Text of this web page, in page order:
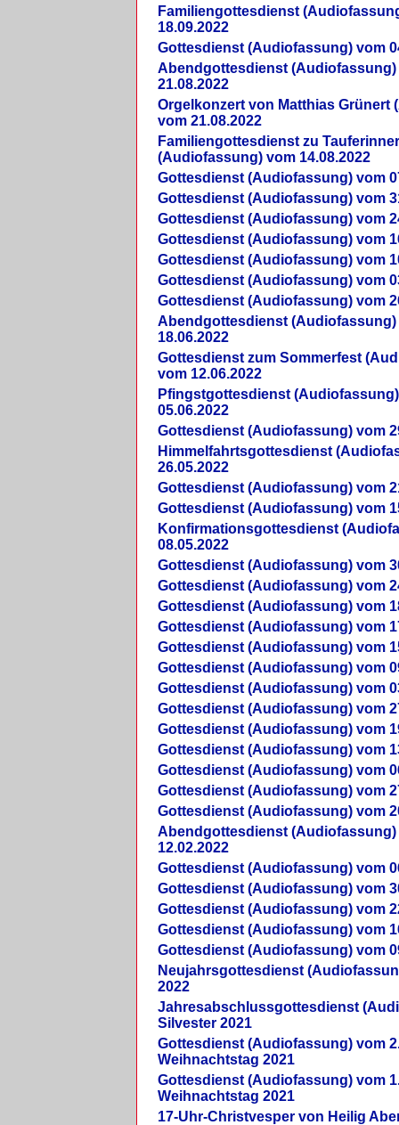
Familiengottesdienst
18.09.2022
Gottesdienst (Audiofassung) vom
Abendgottesdienst (Audiofassung)
21.08.2022
Orgelkonzert von Matthias Grünert
vom 21.08.2022
Familiengottesdienst zu
(Audiofassung) vom 14.08.2022
Gottesdienst (Audiofassung) vom
Gottesdienst (Audiofassung) vom
Gottesdienst (Audiofassung) vom
Gottesdienst (Audiofassung) vom
Gottesdienst (Audiofassung) vom
Gottesdienst (Audiofassung) vom
Gottesdienst (Audiofassung) vom
Abendgottesdienst (Audiofassung)
18.06.2022
Gottesdienst zum Sommerfest
vom 12.06.2022
Pfingstgottesdienst
05.06.2022
Gottesdienst (Audiofassung) vom
Himmelfahrtsgottesdienst
26.05.2022
Gottesdienst (Audiofassung) vom
Gottesdienst (Audiofassung) vom
Konfirmationsgottesdienst
08.05.2022
Gottesdienst (Audiofassung) vom
Gottesdienst (Audiofassung) vom
Gottesdienst (Audiofassung) vom
Gottesdienst (Audiofassung) vom
Gottesdienst (Audiofassung) vom
Gottesdienst (Audiofassung) vom
Gottesdienst (Audiofassung) vom
Gottesdienst (Audiofassung) vom
Gottesdienst (Audiofassung) vom
Gottesdienst (Audiofassung) vom
Gottesdienst (Audiofassung) vom
Gottesdienst (Audiofassung) vom
Gottesdienst (Audiofassung) vom
Abendgottesdienst (Audiofassung)
12.02.2022
Gottesdienst (Audiofassung) vom
Gottesdienst (Audiofassung) vom
Gottesdienst (Audiofassung) vom
Gottesdienst (Audiofassung) vom
Gottesdienst (Audiofassung) vom
Neujahrsgottesdienst
2022
Jahresabschlussgottesdienst
Silvester 2021
Gottesdienst (Audiofassung) vom
Weihnachtstag 2021
Gottesdienst (Audiofassung) vom
Weihnachtstag 2021
17-Uhr-Christvesper von Heilig